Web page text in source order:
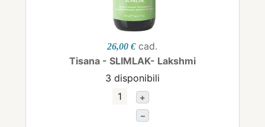
26,00 € cad.
Tisana - SLIMLAK- Lakshmi
3 disponibili
+
–